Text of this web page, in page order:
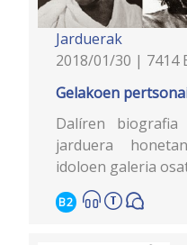
Jarduerak
2018/01/30 | 7414
Gelakoen
Dalíren
jarduera
idoloen galeria
B2